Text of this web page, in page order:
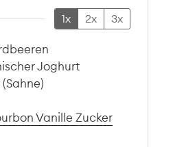
1x 2x 3x
Joghurt
Vanille Zucker